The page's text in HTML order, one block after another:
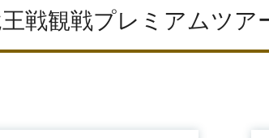
戦観戦プレミアムツア